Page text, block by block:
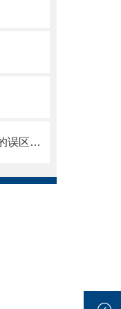
这些关于贝克曼离心机密封圈的误区一定要明确